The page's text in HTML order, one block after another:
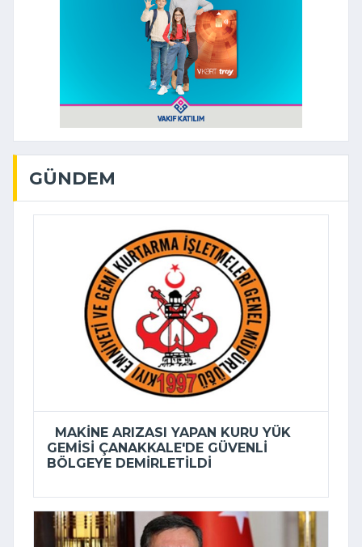
GÜNDEM
MAKINE ARIZASI YAPAN KURU YÜK
GEMISI ÇANAKKALE'DE GÜVENLI
BÖLGEYE DEMIRLETILDI